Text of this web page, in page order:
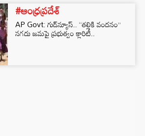
#ఆంధ్రప్రదేశ్
AP Govt: గుడ్‌న్యూస్.. “తల్లికి వందనం”
నగదు జమపై ప్రభుత్వం క్లారిటీ..